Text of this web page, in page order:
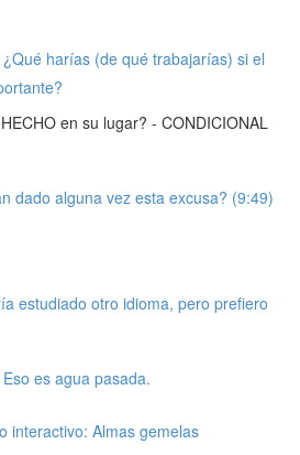
harías (de qué trabajarías) si el
en su lugar? - CONDICIONAL
dado alguna vez esta excusa? (9:49)
estudiado otro idioma, pero prefiero
es agua pasada.
interactivo: Almas gemelas